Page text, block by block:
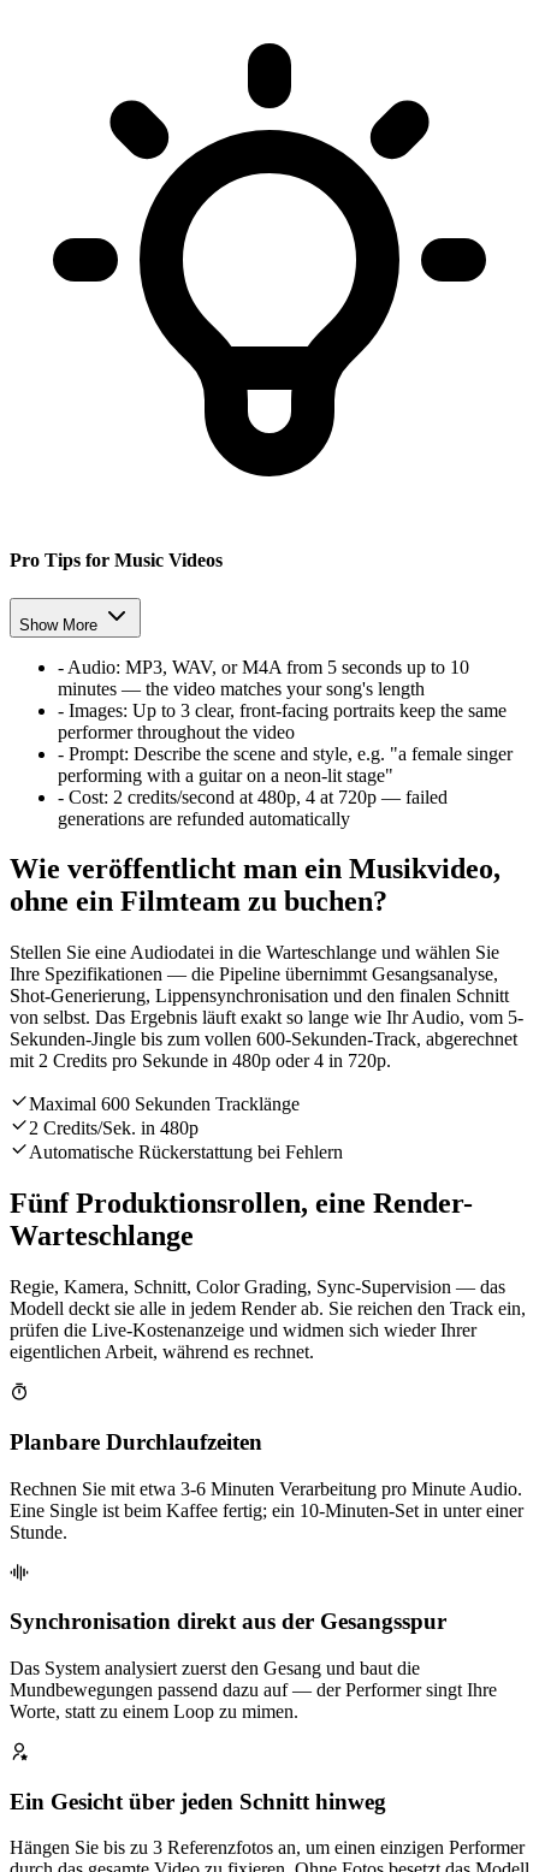
Pro Tips for Music Videos
Show More
- Audio: MP3, WAV, or M4A from 5 seconds up to 10
minutes — the video matches your song's length
- Images: Up to 3 clear, front-facing portraits keep the same
performer throughout the video
- Prompt: Describe the scene and style, e.g. "a female singer
performing with a guitar on a neon-lit stage"
- Cost: 2 credits/second at 480p, 4 at 720p — failed
generations are refunded automatically
Wie veröffentlicht man ein Musikvideo,
ohne ein Filmteam zu buchen?
Stellen Sie eine Audiodatei in die Warteschlange und wählen Sie
Ihre Spezifikationen — die Pipeline übernimmt Gesangsanalyse,
Shot-Generierung, Lippensynchronisation und den finalen Schnitt
von selbst. Das Ergebnis läuft exakt so lange wie Ihr Audio, vom 5-
Sekunden-Jingle bis zum vollen 600-Sekunden-Track, abgerechnet
mit 2 Credits pro Sekunde in 480p oder 4 in 720p.
Maximal 600 Sekunden Tracklänge
2 Credits/Sek. in 480p
Automatische Rückerstattung bei Fehlern
Fünf Produktionsrollen, eine Render-
Warteschlange
Regie, Kamera, Schnitt, Color Grading, Sync-Supervision — das
Modell deckt sie alle in jedem Render ab. Sie reichen den Track ein,
prüfen die Live-Kostenanzeige und widmen sich wieder Ihrer
eigentlichen Arbeit, während es rechnet.
Planbare Durchlaufzeiten
Rechnen Sie mit etwa 3-6 Minuten Verarbeitung pro Minute Audio.
Eine Single ist beim Kaffee fertig; ein 10-Minuten-Set in unter einer
Stunde.
Synchronisation direkt aus der Gesangsspur
Das System analysiert zuerst den Gesang und baut die
Mundbewegungen passend dazu auf — der Performer singt Ihre
Worte, statt zu einem Loop zu mimen.
Ein Gesicht über jeden Schnitt hinweg
Hängen Sie bis zu 3 Referenzfotos an, um einen einzigen Performer